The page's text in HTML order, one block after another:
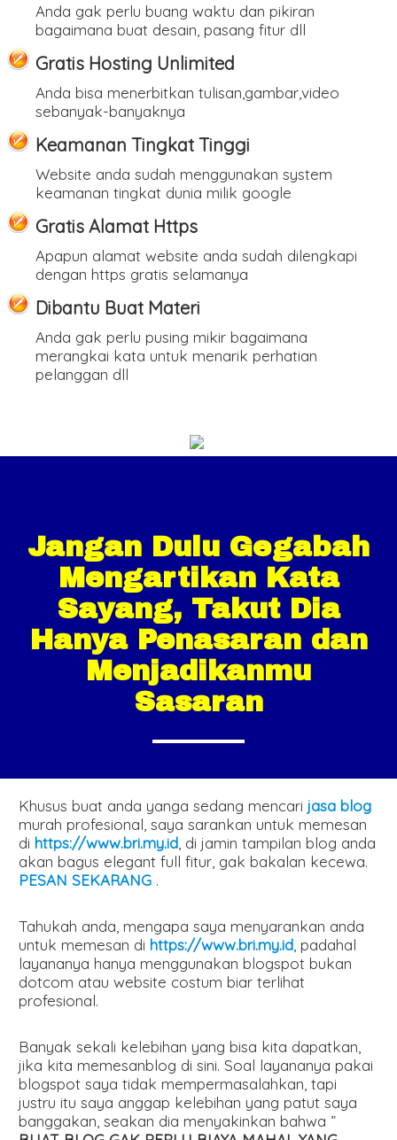
Anda gak perlu buang waktu dan pikiran
bagaimana buat desain, pasang fitur dll
Gratis Hosting Unlimited
Anda bisa menerbitkan tulisan,gambar,video
sebanyak-banyaknya
Keamanan Tingkat Tinggi
Website anda sudah menggunakan system
keamanan tingkat dunia milik google
Gratis Alamat Https
Apapun alamat website anda sudah dilengkapi
dengan https gratis selamanya
Dibantu Buat Materi
Anda gak perlu pusing mikir bagaimana
merangkai kata untuk menarik perhatian
pelanggan dll
Jangan Dulu Gegabah
Mengartikan Kata
Sayang, Takut Dia
Hanya Penasaran dan
Menjadikanmu
Sasaran
Khusus buat anda yanga sedang mencarijasa blog
murah profesional, saya sarankan untuk memesan
dihttps://www.bri.my.id , di jamin tampilan blog anda
akan bagus elegant full fitur, gak bakalan kecewa.
PESAN SEKARANG .
Tahukah anda, mengapa saya menyarankan anda
untuk memesan dihttps://www.bri.my.id , padahal
layananya hanya menggunakan blogspot bukan
dotcom atau website costum biar terlihat
profesional.
Banyak sekali kelebihan yang bisa kita dapatkan,
jika kita memesanblog di sini. Soal layananya pakai
blogspot saya tidak mempermasalahkan, tapi
justru itu saya anggap kelebihan yang patut saya
banggakan, seakan dia menyakinkan bahwa ”